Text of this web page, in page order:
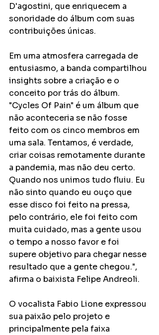
D'agostini, que enriquecem a
sonoridade do álbum com suas
contribuições únicas.
Em uma atmosfera carregada de
entusiasmo, a banda compartilhou
insights sobre a criação e o
conceito por trás do álbum.
"Cycles Of Pain" é um álbum que
não aconteceria se não fosse
feito com os cinco membros em
uma sala. Tentamos, é verdade,
criar coisas remotamente durante
a pandemia, mas não deu certo.
Quando nos unimos tudo fluiu. Eu
não sinto quando eu ouço que
esse disco foi feito na pressa,
pelo contrário, ele foi feito com
muita cuidado, mas a gente usou
o tempo a nosso favor e foi
supere objetivo para chegar nesse
resultado que a gente chegou.",
afirma o baixista Felipe Andreoli.
O vocalista Fabio Lione expressou
sua paixão pelo projeto e
principalmente pela faixa